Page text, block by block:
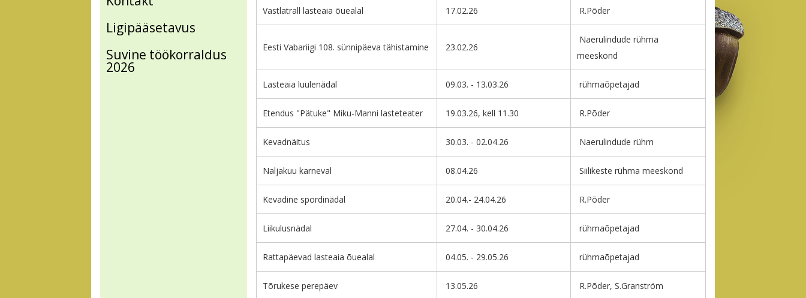
Ligipääsetavus
Suvine töökorraldus
2026
Vastlatrall lasteaia õuealal 17.02.26 R.Põder
Eesti Vabariigi 108. sünnipäeva tähistamine 23.02.26
Naerulindude rühma
meeskond
Lasteaia luulenädal 09.03. - 13.03.26 rühmaõpetajad
Etendus "Pätuke" Miku-Manni lasteteater 19.03.26, kell 11.30 R.Põder
Kevadnäitus 30.03. - 02.04.26 Naerulindude rühm
Naljakuu karneval 08.04.26 Siilikeste rühma meeskond
Kevadine spordinädal 20.04.- 24.04.26 R.Põder
Liikulusnädal 27.04. - 30.04.26 rühmaõpetajad
Rattapäevad lasteaia õuealal 04.05. - 29.05.26 rühmaõpetajad
Tõrukese perepäev 13.05.26 R.Põder, S.Granström